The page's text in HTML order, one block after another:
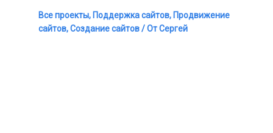
Все проекты, Поддержка сайтов, Продвижение
сайтов,Создание сайтов/ ОтСергей